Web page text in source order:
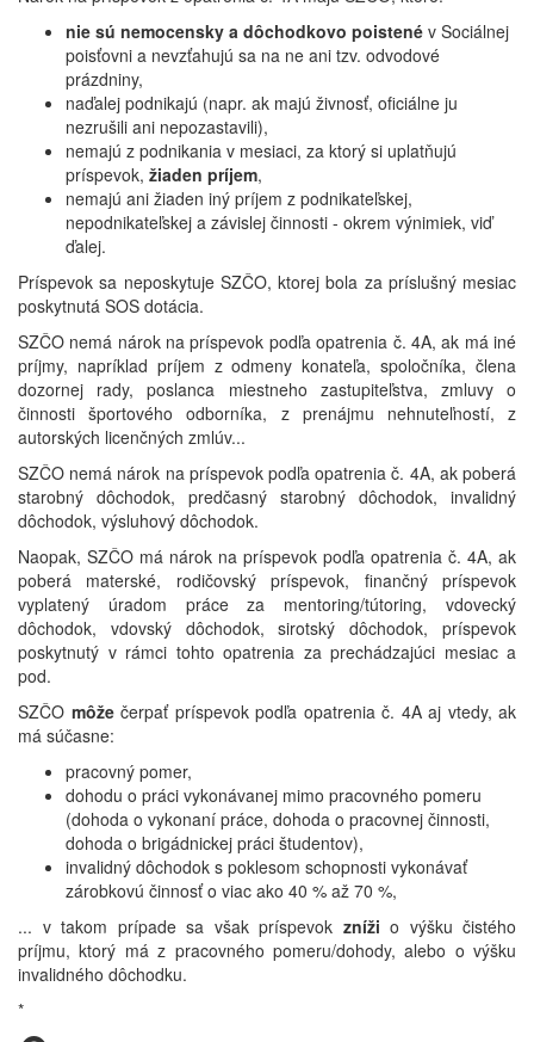
nie sú nemocensky a dôchodkovo poistené v Sociálnej
poisťovni a nevzťahujú sa na ne ani tzv. odvodové
prázdniny,
naďalej podnikajú (napr. ak majú živnosť, oficiálne ju
nezrušili ani nepozastavili),
nemajú z podnikania v mesiaci, za ktorý si uplatňujú
príspevok, žiaden príjem,
nemajú ani žiaden iný príjem z podnikateľskej,
nepodnikateľskej a závislej činnosti - okrem výnimiek, viď
ďalej.
Príspevok sa neposkytuje SZČO, ktorej bola za príslušný mesiac
poskytnutá SOS dotácia.
SZČO nemá nárok na príspevok podľa opatrenia č. 4A, ak má iné
príjmy, napríklad príjem z odmeny konateľa, spoločníka, člena
dozornej rady, poslanca miestneho zastupiteľstva, zmluvy o
činnosti športového odborníka, z prenájmu nehnuteľností, z
autorských licenčných zmlúv...
SZČO nemá nárok na príspevok podľa opatrenia č. 4A, ak poberá
starobný dôchodok, predčasný starobný dôchodok, invalidný
dôchodok, výsluhový dôchodok.
Naopak, SZČO má nárok na príspevok podľa opatrenia č. 4A, ak
poberá materské, rodičovský príspevok, finančný príspevok
vyplatený úradom práce za mentoring/tútoring, vdovecký
dôchodok, vdovský dôchodok, sirotský dôchodok, príspevok
poskytnutý v rámci tohto opatrenia za prechádzajúci mesiac a
pod.
SZČO môžečerpať príspevok podľa opatrenia č. 4A aj vtedy, ak
má súčasne:
pracovný pomer,
dohodu o práci vykonávanej mimo pracovného pomeru
(dohoda o vykonaní práce, dohoda o pracovnej činnosti,
dohoda o brigádnickej práci študentov),
invalidný dôchodok s poklesom schopnosti vykonávať
zárobkovú činnosť o viac ako 40 % až 70 %,
... v takom prípade sa však príspevok zníži o výšku čistého
príjmu, ktorý má z pracovného pomeru/dohody, alebo o výšku
invalidného dôchodku.
*